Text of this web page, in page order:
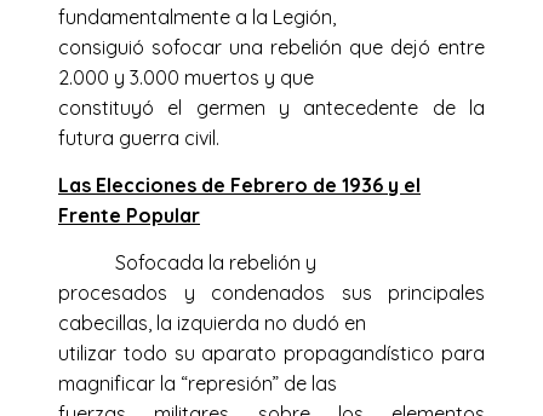
fundamentalmente a la Legión,
consiguió sofocar una rebelión que dejó entre
2.000 y 3.000 muertos y que
constituyó el germen y antecedente de la
futura guerra civil.
Las Elecciones de Febrero de 1936 y el
Frente Popular
Sofocada la rebelión y
procesados y condenados sus principales
cabecillas, la izquierda no dudó en
utilizar todo su aparato propagandístico para
magnificar la “represión” de las